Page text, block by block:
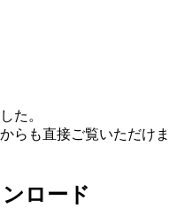
た。
らも直接ご覧いただけま
ロード